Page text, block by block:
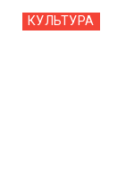
КУЛЬТУРА